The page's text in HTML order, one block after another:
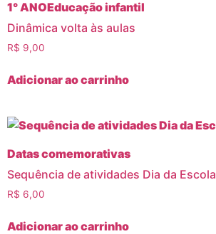
1° ANOEducação infantil
Dinâmica volta às aulas
R$ 9,00
Adicionar ao carrinho
Datas comemorativas
Sequência de atividades Dia da Escola
R$ 6,00
Adicionar ao carrinho